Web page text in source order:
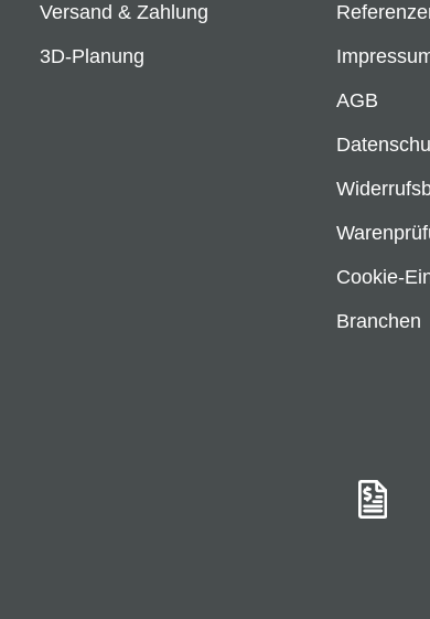
Versand & Zahlung
3D-Planung
AGB
Cookie-
Branchen